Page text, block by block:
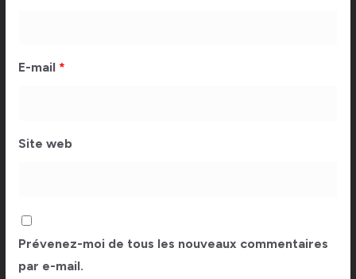
E-mail *
Site web
Prévenez-moi de tous les nouveaux commentaires
par e-mail.